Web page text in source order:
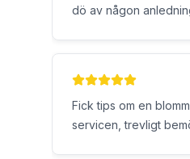
dö av någon
Fick tips om en
servicen, trevligt